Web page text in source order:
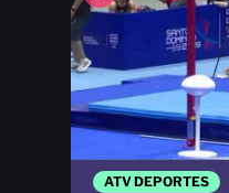
ATV DEPORTES